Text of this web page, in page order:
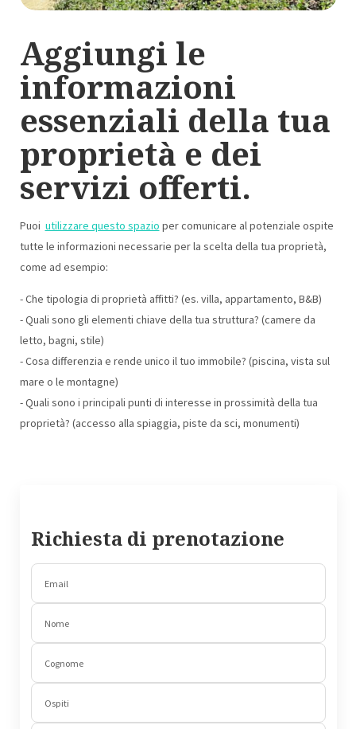
Aggiungi le
informazioni
essenziali della tua
proprietà e dei
servizi offerti.
Puoi utilizzare questo spazio per comunicare al potenziale ospite
tutte le informazioni necessarie per la scelta della tua proprietà,
come ad esempio:
- Che tipologia di proprietà affitti? (es. villa, appartamento, B&B)
- Quali sono gli elementi chiave della tua struttura? (camere da
letto, bagni, stile)
- Cosa differenzia e rende unico il tuo immobile? (piscina, vista sul
mare o le montagne)
- Quali sono i principali punti di interesse in prossimità della tua
proprietà? (accesso alla spiaggia, piste da sci, monumenti)
Richiesta di prenotazione
Email
Nome
Cognome
Ospiti